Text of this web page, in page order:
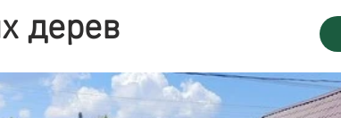
дерев